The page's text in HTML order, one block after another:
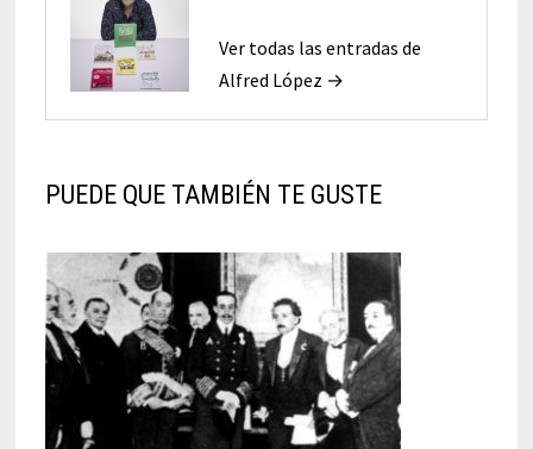
Ver todas las entradas de
Alfred López →
PUEDE QUE TAMBIÉN TE GUSTE